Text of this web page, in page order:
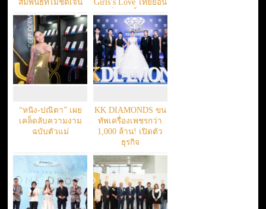
สัมพันธ์ที่ไม่ชัดเจน
Girls’s Love ไทยย้อน
ยุค “ปิ่นภักดิ์” ผลักดัน
ผลงานคนไทยสู่ระดับ
สากล
“หนิง-ปณิตา” เผย
เคล็ดลับความงาม
ฉบับตัวแม่
KK DIAMONDS ขน
ทัพเครื่องเพชรกว่า
1,000 ล้าน! เปิดตัว
ธุรกิจ